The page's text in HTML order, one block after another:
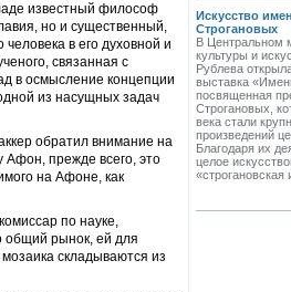
известный философ
но и существенный,
в его духовной и
связанная с
в осмысление концепции
из насущных задач
обратил внимание на
Афон, прежде всего, это
на Афоне, как
по науке,
общий рынок, ей для
складываются из
Искусство
Строгановых
В Центральном
культуры и
Рублева
выставка
посвященная
Строгановых,
века стали
произведений
Благодаря их
целое
«строгановская